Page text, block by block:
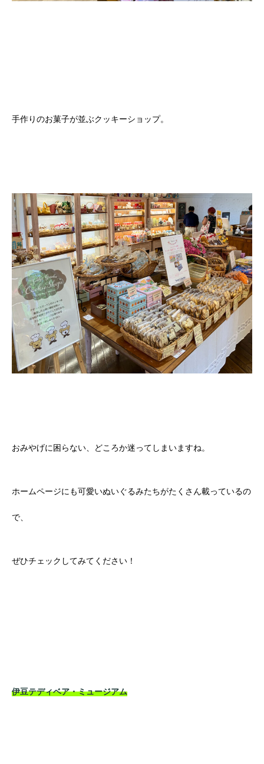
手作りのお菓子が並ぶクッキーショップ。
おみやげに困らない、どころか迷ってしまいますね。
ホームページにも可愛いぬいぐるみたちがたくさん載っているの
で、
ぜひチェックしてみてください！
伊豆テディベア・ミュージアム